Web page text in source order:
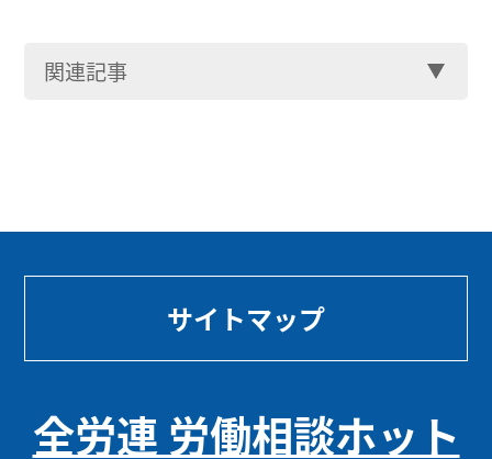
関連記事
サイトマップ
全労連 労働相談ホット